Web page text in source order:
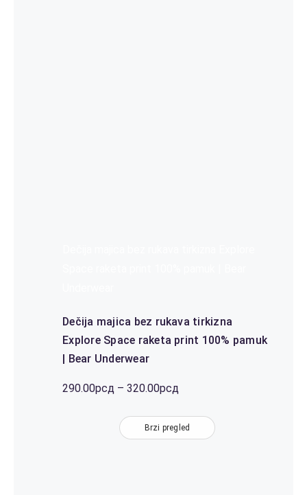
Dečija majica bez rukava tirkizna
Explore Space raketa print 100% pamuk
| Bear Underwear
290.00рсд – 320.00рсд
од
Brzi pregled